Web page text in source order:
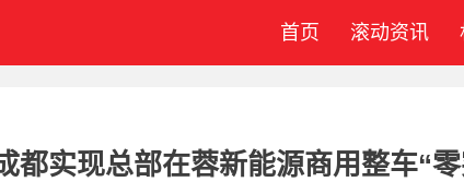
首页 滚动资讯
都实现总部在蓉新能源商用整车“